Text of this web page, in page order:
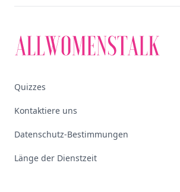
Quizzes
Kontaktiere uns
Datenschutz-Bestimmungen
Länge der Dienstzeit